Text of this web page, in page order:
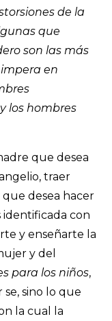
de la
que
son las más
en
los hombres
que desea
traer
desea hacer
identificada con
y enseñarte la
y del
para los niños,
sino lo que
la cual la